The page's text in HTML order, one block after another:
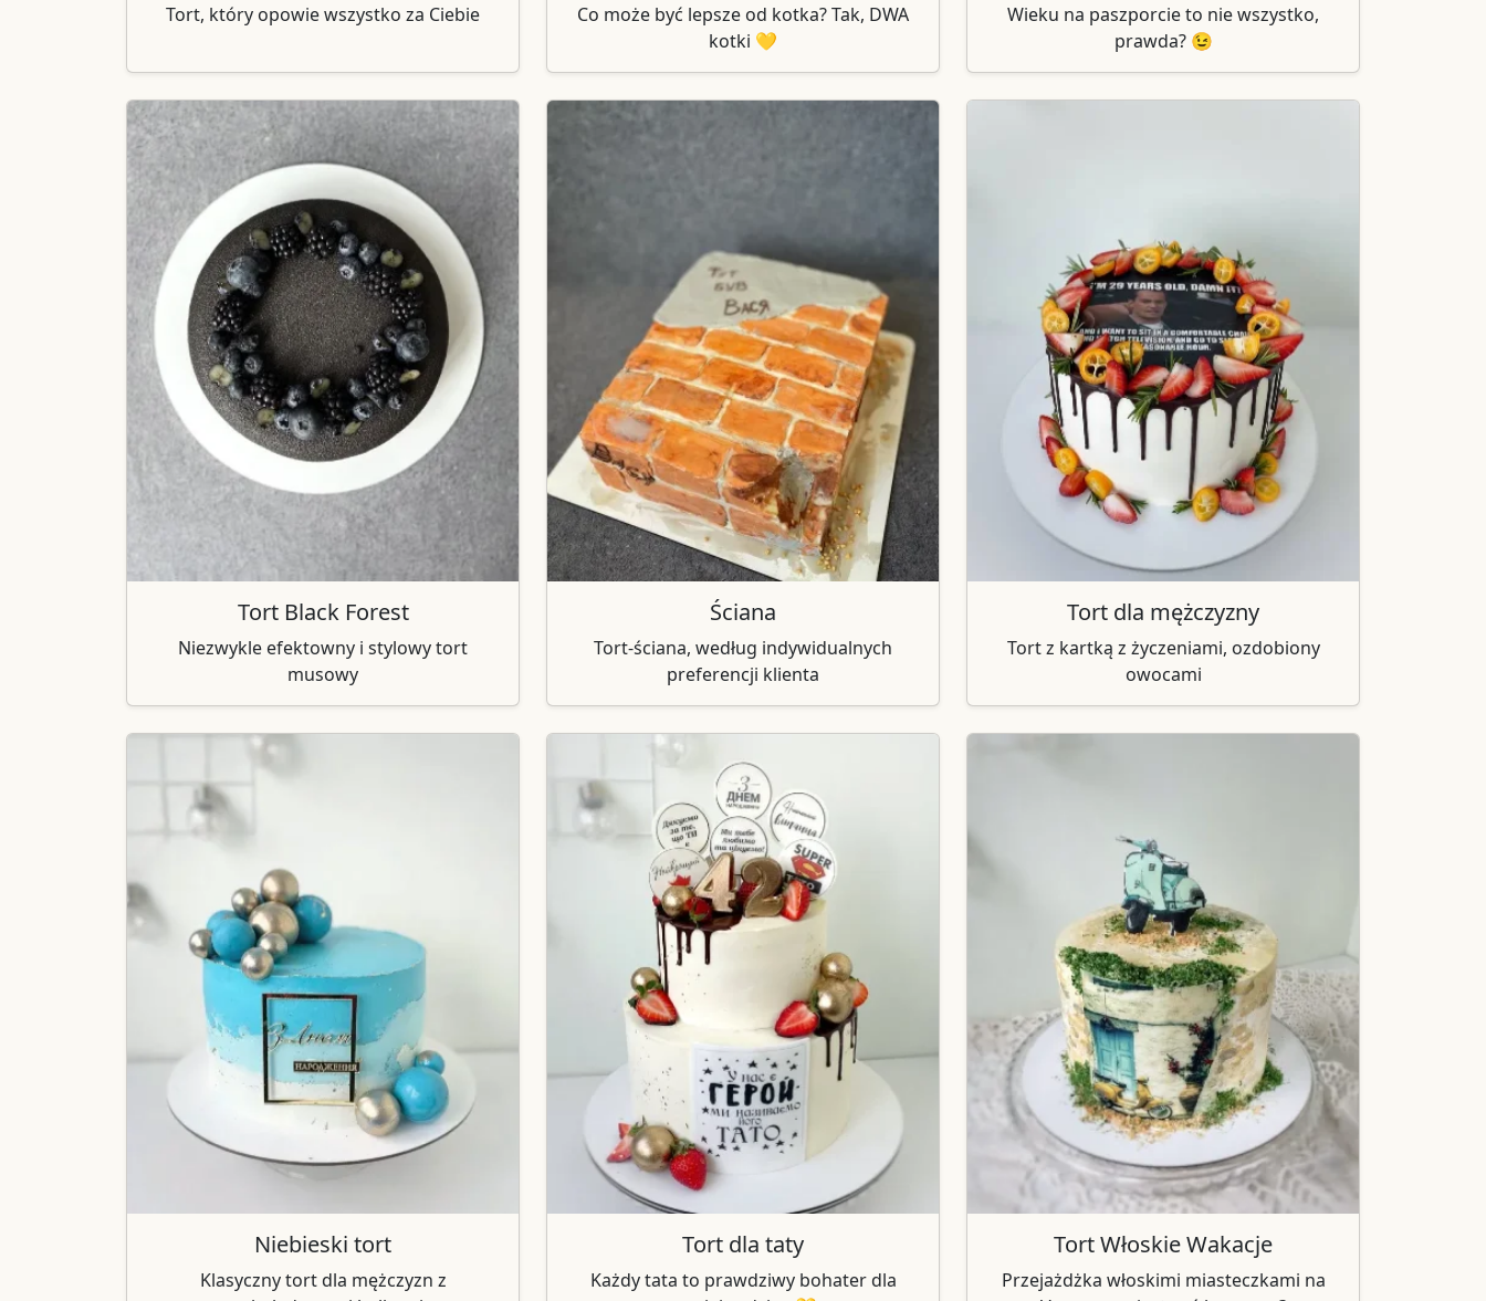
Tort, który opowie wszystko za Ciebie
Co może być lepsze od kotka? Tak, DWA
kotki 💛
Wieku na paszporcie to nie wszystko,
prawda? 😉
Tort Black Forest
Niezwykle efektowny i stylowy tort
musowy
Ściana
Tort-ściana, według indywidualnych
preferencji klienta
Tort dla mężczyzny
Tort z kartką z życzeniami, ozdobiony
owocami
Niebieski tort
Klasyczny tort dla mężczyzn z
Tort dla taty
Każdy tata to prawdziwy bohater dla
Tort Włoskie Wakacje
Przejażdżka włoskimi miasteczkami na